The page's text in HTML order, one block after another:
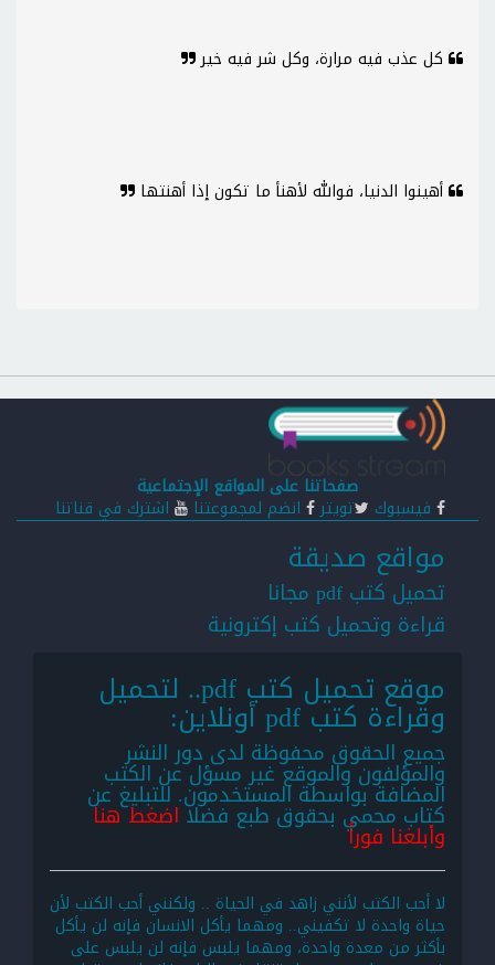
كل عذب فيه مرارة، وكل شر فيه خير
أهينوا الدنيا، فوالله لأهنأ ما تكون إذا أهنتها
صفحاتنا على المواقع الإجتماعية
فيسبوك تويتر انضم لمجموعتنا اشترك في قناتنا
مواقع صديقة
تحميل كتب pdf مجانا
قراءة وتحميل كتب إكترونية
موقع تحميل كتب pdf.. لتحميل
وقراءة كتب pdf أونلاين:
جميع الحقوق محفوظة لدى دور النشر
والمؤلفون والموقع غير مسؤل عن الكتب
المضافة بواسطة المستخدمون. للتبليغ عن
كتاب محمي بحقوق طبع فضلااضغط هنا
وأبلغنا فوراً
لا أحب الكتب لأنني زاهد في الحياة .. ولكنني أحب الكتب لأن
حياة واحدة لا تكفيني.. ومهما يأكل الانسان فإنه لن يأكل
بأكثر من معدة واحدة، ومهما يلبس فإنه لن يلبس على